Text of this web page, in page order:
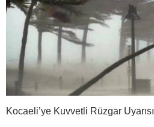
Kocaeli’ye Kuvvetli Rüzgar Uyarısı